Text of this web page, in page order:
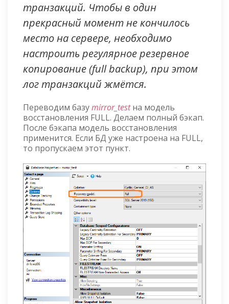
транзакций. Чтобы в один
прекрасный момент не кончилось
место на сервере, необходимо
настроить регулярное резервное
копирование (full backup), при этом
лог транзакций жмётся.
Переводим базуmirror_testна модель
восстановления FULL. Делаем полный бэкап.
После бэкапа модель восстановления
применится. Если БД уже настроена на FULL,
то пропускаем этот пункт.